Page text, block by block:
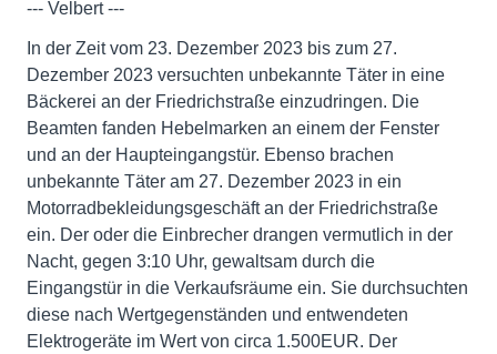
--- Velbert ---
In der Zeit vom 23. Dezember 2023 bis zum 27.
Dezember 2023 versuchten unbekannte Täter in eine
Bäckerei an der Friedrichstraße einzudringen. Die
Beamten fanden Hebelmarken an einem der Fenster
und an der Haupteingangstür. Ebenso brachen
unbekannte Täter am 27. Dezember 2023 in ein
Motorradbekleidungsgeschäft an der Friedrichstraße
ein. Der oder die Einbrecher drangen vermutlich in der
Nacht, gegen 3:10 Uhr, gewaltsam durch die
Eingangstür in die Verkaufsräume ein. Sie durchsuchten
diese nach Wertgegenständen und entwendeten
Elektrogeräte im Wert von circa 1.500EUR. Der